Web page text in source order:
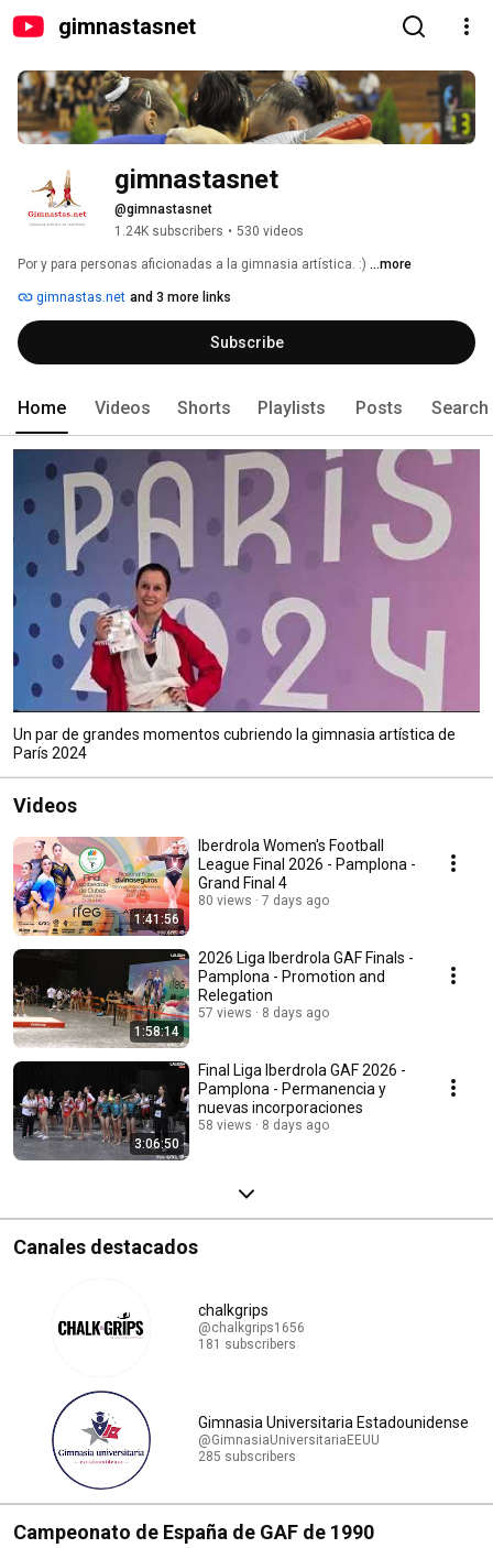
gimnastasnet
gimnastasnet
@gimnastasnet
1.24K subscribers • 530 videos
Por y para personas aficionadas a la gimnasia artística. :) ...more
gimnastas.net and 3 more links
Subscribe
Home Videos Shorts Playlists Posts Search
Un par de grandes momentos cubriendo la gimnasia artística de
París 2024
Videos
1:41:56
Iberdrola Women's Football
League Final 2026 - Pamplona -
Grand Final 4
80 views 7 days ago
1:58:14
2026 Liga Iberdrola GAF Finals -
Pamplona - Promotion and
Relegation
57 views 8 days ago
3:06:50
Final Liga Iberdrola GAF 2026 -
Pamplona - Permanencia y
nuevas incorporaciones
58 views 8 days ago
Canales destacados
chalkgrips
@chalkgrips1656
181 subscribers
Gimnasia Universitaria Estadounidense
@GimnasiaUniversitariaEEUU
285 subscribers
Campeonato de España de GAF de 1990